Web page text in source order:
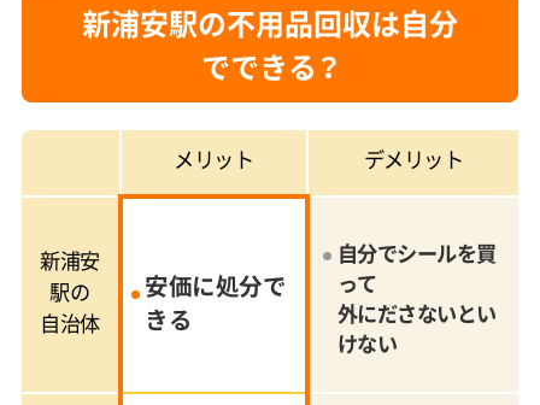
新浦安駅の不用品回収は自分
でできる？
メリット デメリット
新浦安
駅の
自治体
安価に処分で
きる
自分でシールを買
って
外にださないとい
けない